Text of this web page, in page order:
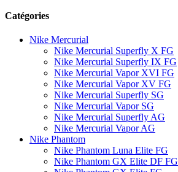
Catégories
Nike Mercurial
Nike Mercurial Superfly X FG
Nike Mercurial Superfly IX FG
Nike Mercurial Vapor XVI FG
Nike Mercurial Vapor XV FG
Nike Mercurial Superfly SG
Nike Mercurial Vapor SG
Nike Mercurial Superfly AG
Nike Mercurial Vapor AG
Nike Phantom
Nike Phantom Luna Elite FG
Nike Phantom GX Elite DF FG